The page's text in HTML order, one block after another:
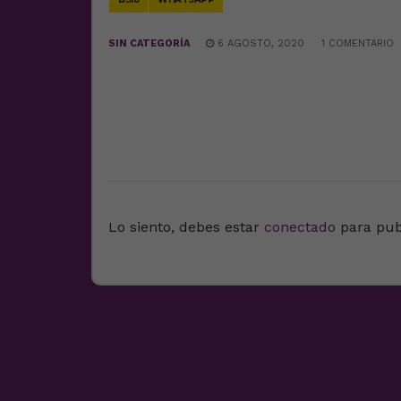
SIN CATEGORÍA 6 AGOSTO, 2020 1 COMENTARIO
Lo siento, debes estar conectado para